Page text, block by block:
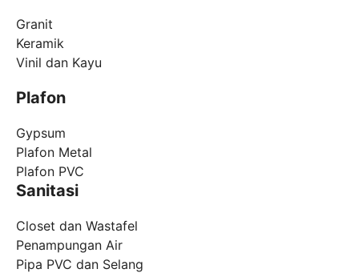
Granit
Keramik
Vinil dan Kayu
Plafon
Gypsum
Plafon Metal
Plafon PVC
Sanitasi
Closet dan Wastafel
Penampungan Air
Pipa PVC dan Selang